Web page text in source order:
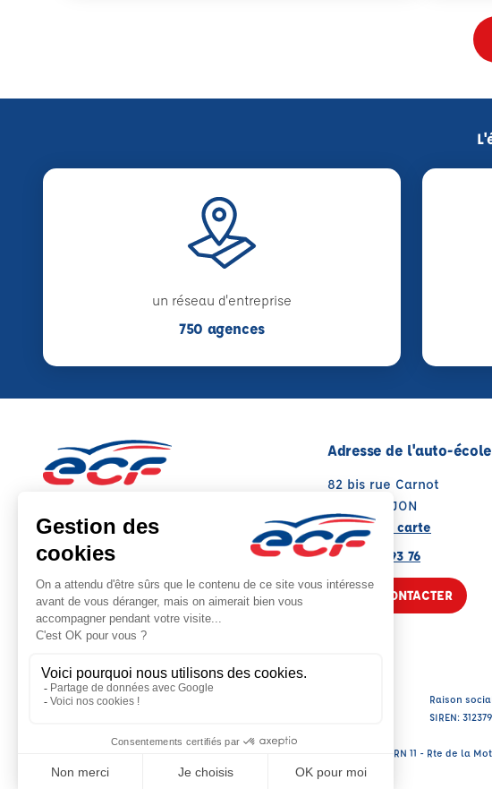
un réseau d'entreprise
750 agences
Adresse de l'auto-école
82 bis rue Carnot
17600 SAUJON
Voir sur la carte
05 49 08 93 76
NOUS CONTACTER
Raison
SIREN:
Siège social : RN 11 - Rte de la